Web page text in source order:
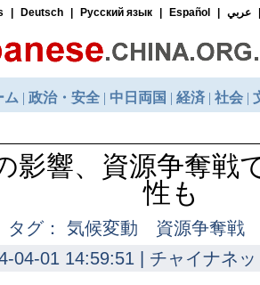
影響、資源争奪戦
性も
タグ： 気候変動 資源争奪戦
04-01 14:59:51 | チャイナネ